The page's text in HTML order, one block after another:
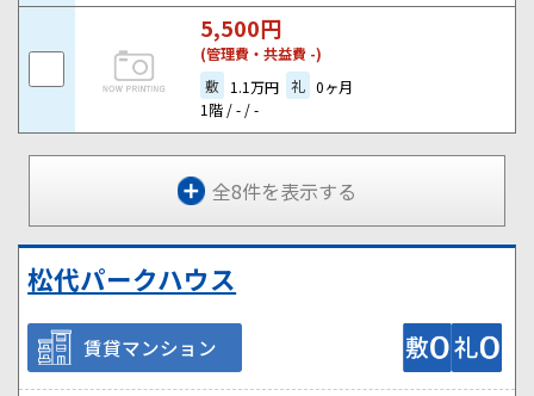
5,500円
(管理費・共益費 -)
敷 1.1万円 礼 0ヶ月
1階 / - / -
全8件を表示する
松代パークハウス
賃貸マンション